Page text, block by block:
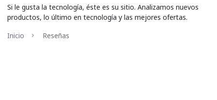
Si le gusta la tecnología, éste es su sitio. Analizamos nuevos
productos, lo último en tecnología y las mejores ofertas.
Inicio
Reseñas